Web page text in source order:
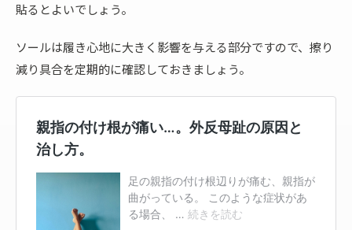
貼るとよいでしょう。
ソールは履き心地に大きく影響を与える部分ですので、擦り
減り具合を定期的に確認しておきましょう。